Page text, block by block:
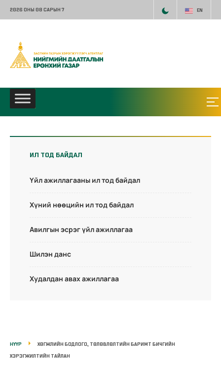
2026 ОНЫ 08 САРЫН 7 EN
ИЛ ТОД БАЙДАЛ
Үйл ажиллагааны ил тод байдал
Хүний нөөцийн ил тод байдал
Авилгын эсрэг үйл ажиллагаа
Шилэн данс
Худалдан авах ажиллагаа
НҮҮР
ХӨГЖЛИЙН БОДЛОГО, ТӨЛӨВЛӨЛТИЙН БАРИМТ БИЧГИЙН
ХЭРЭГЖИЛТИЙН ТАЙЛАН